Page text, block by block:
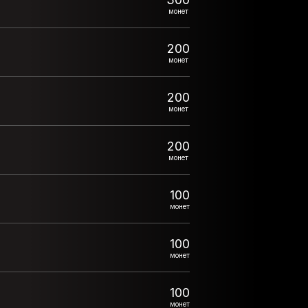
монет
200
монет
200
монет
200
монет
100
монет
100
монет
100
монет